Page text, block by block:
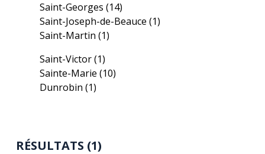
Saint-Georges(14)
Saint-Joseph-de-Beauce(1)
Saint-Martin(1)
Saint-Victor(1)
Sainte-Marie(10)
Dunrobin(1)
RÉSULTATS (1)